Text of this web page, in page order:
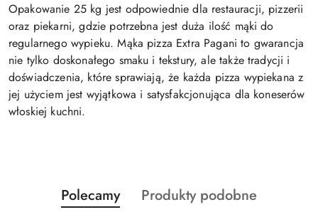
Opakowanie 25 kg jest odpowiednie dla restauracji, pizzerii
oraz piekarni, gdzie potrzebna jest duża ilość mąki do
regularnego wypieku. Mąka pizza Extra Pagani to gwarancja
nie tylko doskonałego smaku i tekstury, ale także tradycji i
doświadczenia, które sprawiają, że każda pizza wypiekana z
jej użyciem jest wyjątkowa i satysfakcjonująca dla koneserów
włoskiej kuchni.
Pomiń karuzelę produktów
Produkty
Polecamy
Produkty
Produkty podobne